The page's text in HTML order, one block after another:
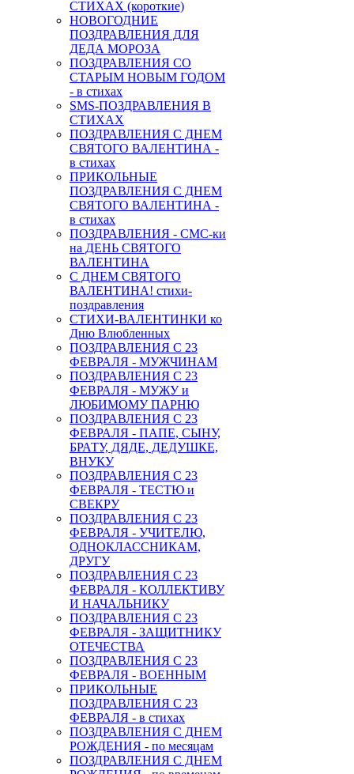
СТИХАХ (короткие)
НОВОГОДНИЕ
ПОЗДРАВЛЕНИЯ ДЛЯ
ДЕДА МОРОЗА
ПОЗДРАВЛЕНИЯ СО
СТАРЫМ НОВЫМ ГОДОМ
- в стихах
SMS-ПОЗДРАВЛЕНИЯ В
СТИХАХ
ПОЗДРАВЛЕНИЯ С ДНЕМ
СВЯТОГО ВАЛЕНТИНА -
в стихах
ПРИКОЛЬНЫЕ
ПОЗДРАВЛЕНИЯ С ДНЕМ
СВЯТОГО ВАЛЕНТИНА -
в стихах
ПОЗДРАВЛЕНИЯ - СМС-ки
на ДЕНЬ СВЯТОГО
ВАЛЕНТИНА
С ДНЕМ СВЯТОГО
ВАЛЕНТИНА! стихи-
поздравления
СТИХИ-ВАЛЕНТИНКИ ко
Дню Влюбленных
ПОЗДРАВЛЕНИЯ С 23
ФЕВРАЛЯ - МУЖЧИНАМ
ПОЗДРАВЛЕНИЯ С 23
ФЕВРАЛЯ - МУЖУ и
ЛЮБИМОМУ ПАРНЮ
ПОЗДРАВЛЕНИЯ С 23
ФЕВРАЛЯ - ПАПЕ, СЫНУ,
БРАТУ, ДЯДЕ, ДЕДУШКЕ,
ВНУКУ
ПОЗДРАВЛЕНИЯ С 23
ФЕВРАЛЯ - ТЕСТЮ и
СВЕКРУ
ПОЗДРАВЛЕНИЯ С 23
ФЕВРАЛЯ - УЧИТЕЛЮ,
ОДНОКЛАССНИКАМ,
ДРУГУ
ПОЗДРАВЛЕНИЯ С 23
ФЕВРАЛЯ - КОЛЛЕКТИВУ
И НАЧАЛЬНИКУ
ПОЗДРАВЛЕНИЯ С 23
ФЕВРАЛЯ - ЗАЩИТНИКУ
ОТЕЧЕСТВА
ПОЗДРАВЛЕНИЯ С 23
ФЕВРАЛЯ - ВОЕННЫМ
ПРИКОЛЬНЫЕ
ПОЗДРАВЛЕНИЯ С 23
ФЕВРАЛЯ - в стихах
ПОЗДРАВЛЕНИЯ С ДНЕМ
РОЖДЕНИЯ - по месяцам
ПОЗДРАВЛЕНИЯ С ДНЕМ